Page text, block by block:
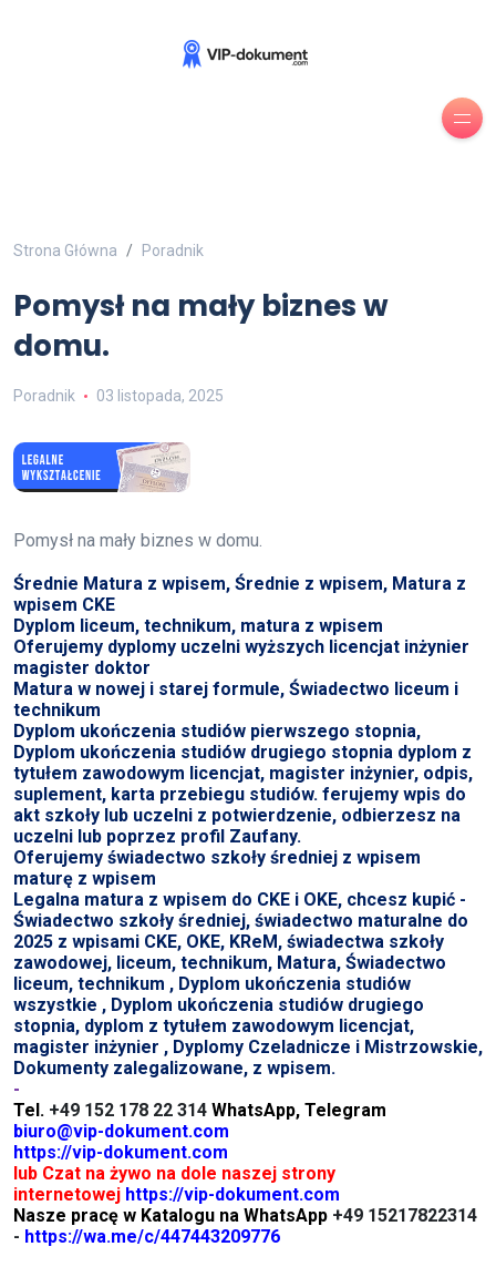
Strona Główna Poradnik
Pomysł na mały biznes w
domu.
Poradnik 03 listopada, 2025
Pomysł na mały biznes w domu.
Średnie Matura z wpisem, Średnie z wpisem, Matura z
wpisem CKE
Dyplom liceum, technikum, matura z wpisem
Oferujemy dyplomy uczelni wyższych licencjat inżynier
magister doktor
Matura w nowej i starej formule, Świadectwo liceum i
technikum
Dyplom ukończenia studiów pierwszego stopnia,
Dyplom ukończenia studiów drugiego stopnia dyplom z
tytułem zawodowym licencjat, magister inżynier, odpis,
suplement, karta przebiegu studiów. ferujemy wpis do
akt szkoły lub uczelni z potwierdzenie, odbierzesz na
uczelni lub poprzez profil Zaufany.
Oferujemy świadectwo szkoły średniej z wpisem
maturę z wpisem
Legalna matura z wpisem do CKE i OKE, chcesz kupić -
Świadectwo szkoły średniej, świadectwo maturalne do
2025 z wpisami CKE, OKE, KReM, świadectwa szkoły
zawodowej, liceum, technikum, Matura, Świadectwo
liceum, technikum , Dyplom ukończenia studiów
wszystkie , Dyplom ukończenia studiów drugiego
stopnia, dyplom z tytułem zawodowym licencjat,
magister inżynier , Dyplomy Czeladnicze i Mistrzowskie,
Dokumenty zalegalizowane, z wpisem.
-
Tel. +49 152 178 22 314 WhatsApp, Telegram
biuro@vip-dokument.com
https://vip-dokument.com
lub Czat na żywo na dole naszej strony
internetowej https://vip-dokument.com
Nasze pracę w Katalogu na WhatsApp +49 15217822314
- https://wa.me/c/447443209776